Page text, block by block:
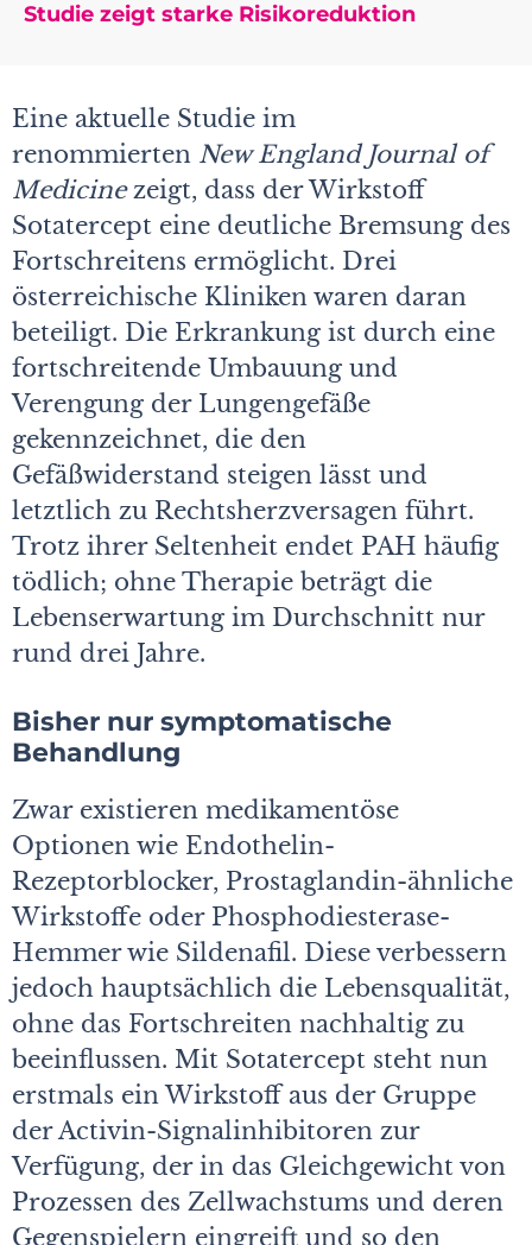
Studie zeigt starke Risikoreduktion
Eine aktuelle Studie im
renommierten New England Journal of
Medicinezeigt, dass der Wirkstoff
Sotatercept eine deutliche Bremsung des
Fortschreitens ermöglicht. Drei
österreichische Kliniken waren daran
beteiligt. Die Erkrankung ist durch eine
fortschreitende Umbauung und
Verengung der Lungengefäße
gekennzeichnet, die den
Gefäßwiderstand steigen lässt und
letztlich zu Rechtsherzversagen führt.
Trotz ihrer Seltenheit endet PAH häufig
tödlich; ohne Therapie beträgt die
Lebenserwartung im Durchschnitt nur
rund drei Jahre.
Bisher nur symptomatische
Behandlung
Zwar existieren medikamentöse
Optionen wie Endothelin-
Rezeptorblocker, Prostaglandin-ähnliche
Wirkstoffe oder Phosphodiesterase-
Hemmer wie Sildenafil. Diese verbessern
jedoch hauptsächlich die Lebensqualität,
ohne das Fortschreiten nachhaltig zu
beeinflussen. Mit Sotatercept steht nun
erstmals ein Wirkstoff aus der Gruppe
der Activin-Signalinhibitoren zur
Verfügung, der in das Gleichgewicht von
Prozessen des Zellwachstums und deren
Gegenspielern eingreift und so den